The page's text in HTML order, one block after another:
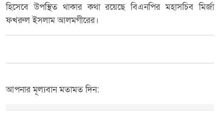
হিসেবে উপস্থিত থাকার কথা রয়েছে বিএনপির মহাসচিব মির্জা
ফখরুল ইসলাম আলমগীরের।
আপনার মূল্যবান মতামত দিন: